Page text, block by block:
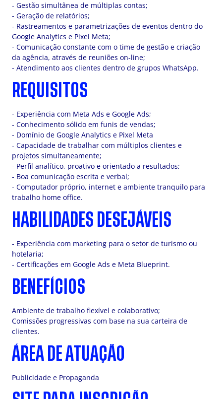
- Gestão simultânea de múltiplas contas;
- Geração de relatórios;
- Rastreamentos e parametrizações de eventos dentro do
Google Analytics e Pixel Meta;
- Comunicação constante com o time de gestão e criação
da agência, através de reuniões on-line;
- Atendimento aos clientes dentro de grupos WhatsApp.
REQUISITOS
- Experiência com Meta Ads e Google Ads;
- Conhecimento sólido em funis de vendas;
- Domínio de Google Analytics e Pixel Meta
- Capacidade de trabalhar com múltiplos clientes e
projetos simultaneamente;
- Perfil analítico, proativo e orientado a resultados;
- Boa comunicação escrita e verbal;
- Computador próprio, internet e ambiente tranquilo para
trabalho home office.
HABILIDADES DESEJÁVEIS
- Experiência com marketing para o setor de turismo ou
hotelaria;
- Certificações em Google Ads e Meta Blueprint.
BENEFÍCIOS
Ambiente de trabalho flexível e colaborativo;
Comissões progressivas com base na sua carteira de
clientes.
ÁREA DE ATUAÇÃO
Publicidade e Propaganda